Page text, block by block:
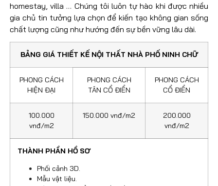
homestay, villa … Chúng tôi luôn tự hào khi được nhiều
gia chủ tin tưởng lựa chọn để kiến tạo không gian sống
chất lượng cũng như hướng đến sự bền vững lâu dài.
BẢNG GIÁ THIẾT KẾ NỘI THẤT NHÀ PHỐ NINH CHỮ
PHONG CÁCH
HIỆN ĐẠI
PHONG CÁCH
TÂN CỔ ĐIỂN
PHONG CÁCH
CỔ ĐIỂN
100.000
vnđ/m2
150.000 vnđ/m2
200.000
vnđ/m2
THÀNH PHẦN HỒ SƠ
Phối cảnh 3D.
Mẫu vật liệu.